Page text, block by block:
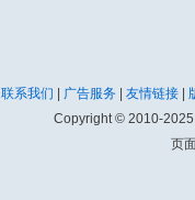
联系我们 广告服务 友情链接|
Copyright © 2010-
页